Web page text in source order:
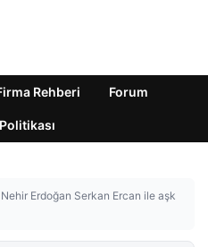
Rehberi Forum
Nehir Erdoğan Serkan Ercan ile aşk